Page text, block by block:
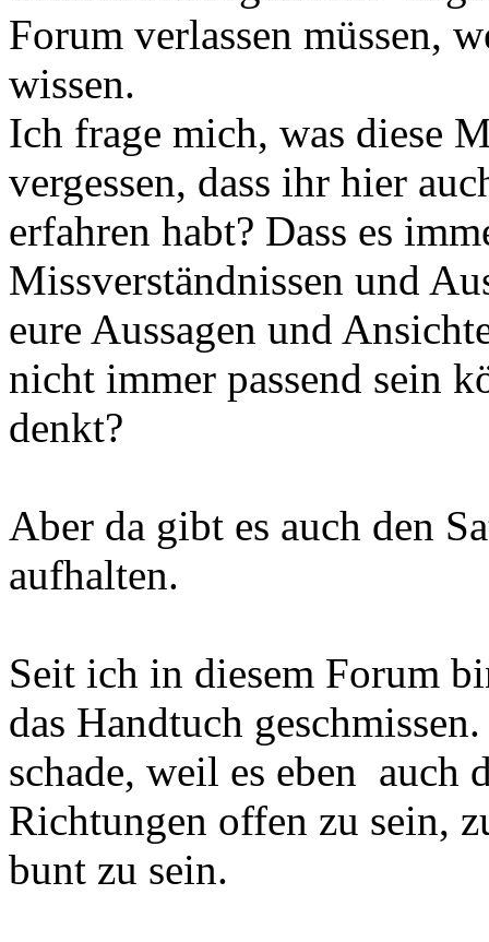
Forum verlassen müssen,
wissen.
Ich frage mich, was diese
vergessen, dass ihr hier
erfahren habt? Dass es
Missverständnissen und
eure Aussagen und
nicht immer passend sein
denkt?
Aber da gibt es auch den
aufhalten.
Seit ich in diesem Forum
das Handtuch
schade, weil es eben auch
Richtungen offen zu sein,
bunt zu sein.